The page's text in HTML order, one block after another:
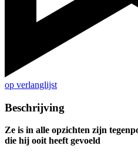
op verlanglijst
Beschrijving
Ze is in alle opzichten zijn
die hij ooit heeft gevoeld